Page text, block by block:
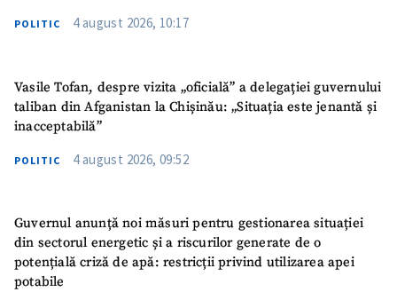
POLITIC 4 august 2026, 10:17
Vasile Tofan, despre vizita „oficială” a delegației guvernului
taliban din Afganistan la Chișinău: „Situația este jenantă și
inacceptabilă”
POLITIC 4 august 2026, 09:52
Guvernul anunță noi măsuri pentru gestionarea situației
din sectorul energetic și a riscurilor generate de o
potențială criză de apă: restricții privind utilizarea apei
potabile